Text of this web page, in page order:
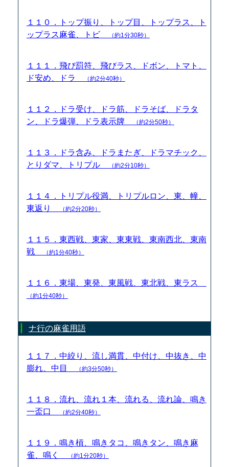
１１０．トップ振り、トップ目、トップラス、ト
ップラス麻雀、トビ
（約1分30秒）
１１１．飛び罰符、飛びラス、ドボン、トマト、
ド安め、ドラ
（約2分40秒）
１１２．ドラ受け、ドラ筋、ドラそば、ドラタ
ン、ドラ爆弾、ドラ表示牌
（約2分50秒）
１１３．ドラ含み、ドラまたぎ、ドラマチック、
とりダマ、トリプル
（約2分10秒）
１１４．トリプル役満、トリプルロン、東、幢、
東返り
（約2分20秒）
１１５．東西戦、東家、東東戦、東南西北、東南
戦
（約1分40秒）
１１６．東場、東発、東風戦、東北戦、東ラス
（約1分40秒）
ナ行の麻雀用語
１１７．中絞り、流し満貫、中付け、中抜き、中
膨れ、中目
（約3分50秒）
１１８．流れ、流れ１本、流れる、流れ論、鳴き
一盃口
（約2分40秒）
１１９．鳴き槓、鳴きタコ、鳴きタン、鳴き麻
雀、鳴く
（約1分20秒）